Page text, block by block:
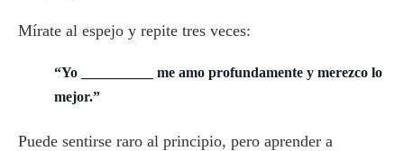
Mírate al espejo y repite tres veces:
“Yo __________ me amo profundamente y merezco lo
mejor.”
Puede sentirse raro al principio, pero aprender a